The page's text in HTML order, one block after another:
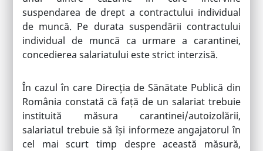
suspendarea de drept a contractului individual
de muncă. Pe durata suspendării contractului
individual de muncă ca urmare a carantinei,
concedierea salariatului este strict interzisă.
În cazul în care Direcția de Sănătate Publică din
România constată că față de un salariat trebuie
instituită măsura carantinei/autoizolării,
salariatul trebuie să își informeze angajatorul în
cel mai scurt timp despre această măsură,